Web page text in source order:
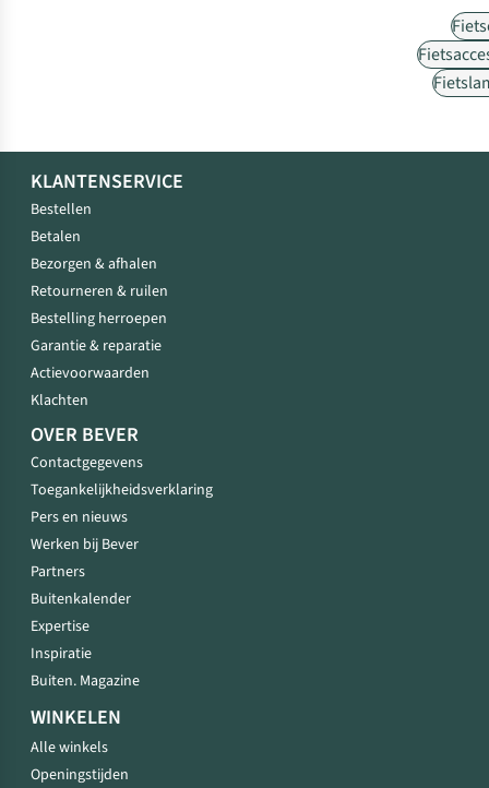
KLANTENSERVICE
Bestellen
Betalen
Bezorgen & afhalen
Retourneren & ruilen
Bestelling herroepen
Garantie & reparatie
Actievoorwaarden
Klachten
OVER BEVER
Contactgegevens
Toegankelijkheidsverklaring
Pers en nieuws
Werken bij Bever
Partners
Buitenkalender
Expertise
Inspiratie
Buiten. Magazine
WINKELEN
Alle winkels
Openingstijden